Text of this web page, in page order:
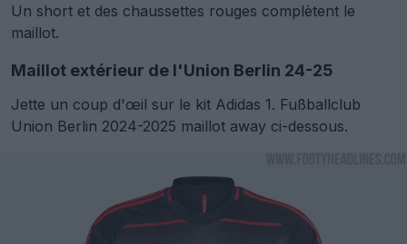
Un short et des chaussettes rouges complètent le
maillot.
Maillot extérieur de l'Union Berlin 24-25
Jette un coup d'œil sur le kit Adidas 1. Fußballclub
Union Berlin 2024-2025 maillot away ci-dessous.